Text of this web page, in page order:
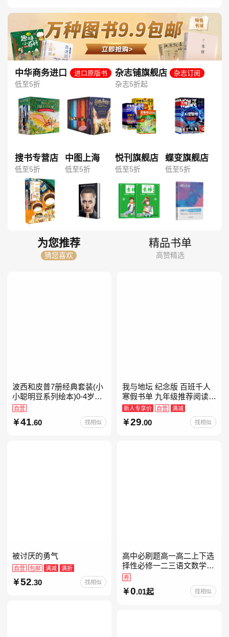
中华商务进口
图书旗舰店
进口原版书
低至5折
杂志铺旗舰店 杂志订阅
杂志5折起
搜书专营店
低至5折
中图上海
低至5折
悦刊旗舰店
低至5折
蝶变旗舰店
低至5折
为您推荐
猜您喜欢
精品书单
高赞精选
波西和皮普7册经典套装(小
小聪明豆系列绘本)0-4岁低
幼启蒙情绪管理习惯养成绘
本，引导宝宝认识接纳情绪
培养好品质，发现快
自营
41 .60 找相似
我与地坛 纪念版 百班千人
寒假书单 九年级推荐阅读
当当自营
新人专享价 自营 满减
29.00 找相似
被讨厌的勇气
自营 包邮 满减 满折
52.30 找相似
高中必刷题高一高二上下选
择性必修一二三语文数学英
语物理化学生物政治历史地
理人教版同步练习册狂k重
点教辅资料
券
0.01起 找相似